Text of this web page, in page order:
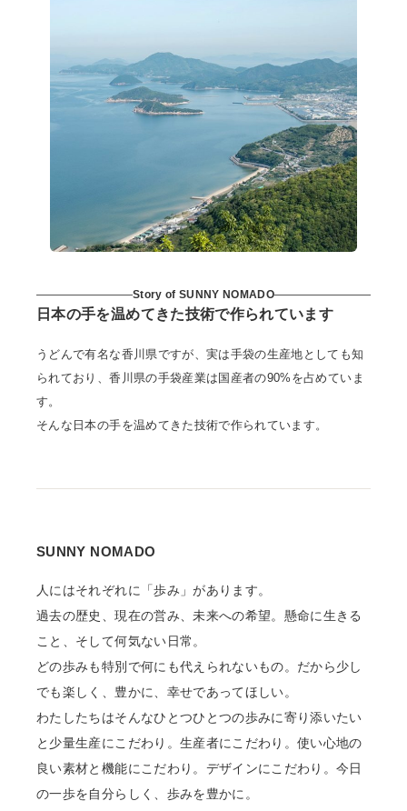
Story of SUNNY NOMADO
日本の手を温めてきた技術で作られています
うどんで有名な香川県ですが、実は手袋の生産地としても知
られており、香川県の手袋産業は国産者の90%を占めていま
す。
そんな日本の手を温めてきた技術で作られています。
SUNNY NOMADO
人にはそれぞれに「歩み」があります。
過去の歴史、現在の営み、未来への希望。懸命に生きる
こと、そして何気ない日常。
どの歩みも特別で何にも代えられないもの。だから少し
でも楽しく、豊かに、幸せであってほしい。
わたしたちはそんなひとつひとつの歩みに寄り添いたい
と少量生産にこだわり。生産者にこだわり。使い心地の
良い素材と機能にこだわり。デザインにこだわり。今日
の一歩を自分らしく、歩みを豊かに。